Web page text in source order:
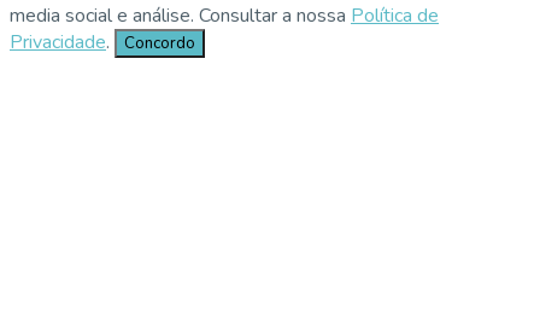
media social e análise. Consultar a nossa Política de
Privacidade. Concordo